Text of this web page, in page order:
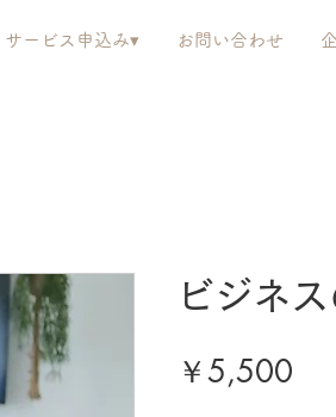
サービス申込み▾ お問い合わせ
ビジネ
￥5,500